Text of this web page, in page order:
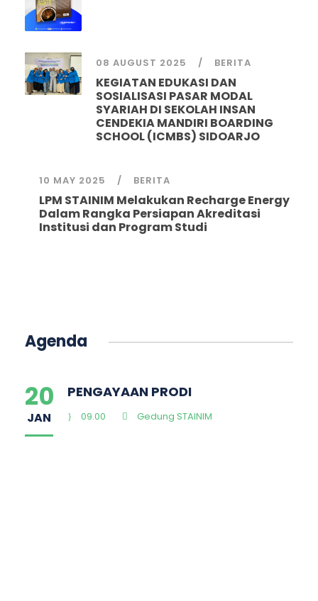
08 AUGUST 2025 BERITA
KEGIATAN EDUKASI DAN
SOSIALISASI PASAR MODAL
SYARIAH DI SEKOLAH INSAN
CENDEKIA MANDIRI BOARDING
SCHOOL (ICMBS) SIDOARJO
10 MAY 2025 BERITA
LPM STAINIM Melakukan Recharge Energy
Dalam Rangka Persiapan Akreditasi
Institusi dan Program Studi
Agenda
20
JAN
PENGAYAAN PRODI
09.00 Gedung STAINIM